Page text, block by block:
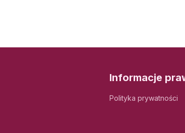
Informacje
Polityka prywatności